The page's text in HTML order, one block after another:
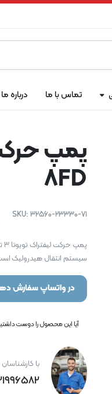
تماس با ما درباره ما
8FD
SKU: 32560-23330-71
سیستم انتقال هیدرولیک
در واتساپ سفارش
آیا این محصول را دوست
با